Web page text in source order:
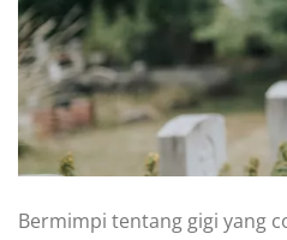
Bermimpi tentang gigi yang